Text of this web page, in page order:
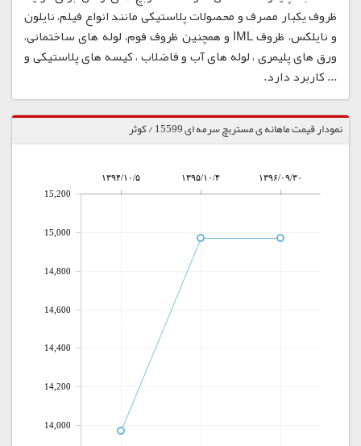
ظروف یکبار مصرف و محصولات پلاستیکی مانند انواع فیلم، نایلون
و نایلکس، ظروف IML و همچنین ظروف فوم، لوله های ساختمانی،
ورق های پلیمری ، لوله های آب و فاضلاب ، کیسه های پلاستیکی و
... کاربرد دارد.
نمودار قیمت ماهانه ی مستربچ سرمه ای 15599 / کوثر
۱۳۹۴/۱۰/۵ ۱۳۹۵/۱۰/۴ ۱۳۹۶/۰۹/۳۰
14,000
14,200
14,400
14,600
14,800
15,000
15,200